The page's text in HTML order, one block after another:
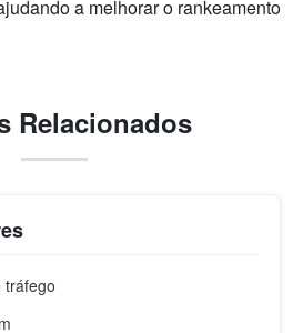
a melhorar o rankeamento
Relacionados
tráfego